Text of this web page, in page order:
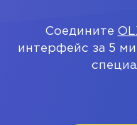
Соедините
интерфейс за 5